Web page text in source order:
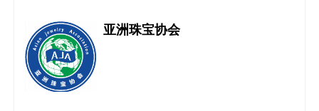
亚洲珠宝协会